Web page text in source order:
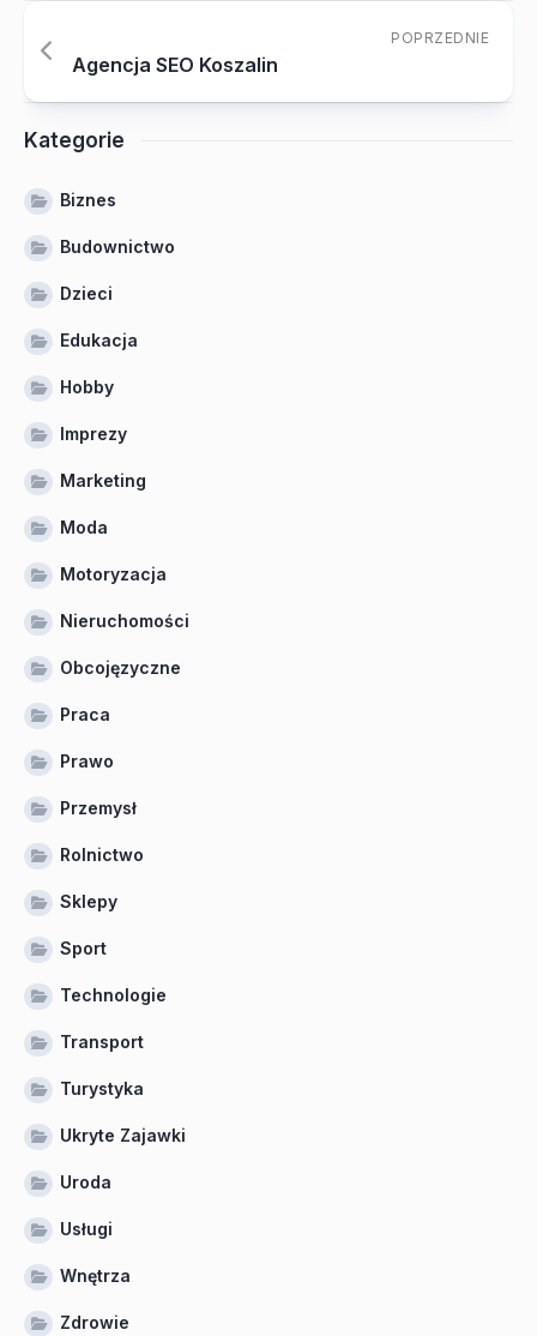
POPRZEDNIE
Agencja SEO Koszalin
Kategorie
Biznes
Budownictwo
Dzieci
Edukacja
Hobby
Imprezy
Marketing
Moda
Motoryzacja
Nieruchomości
Obcojęzyczne
Praca
Prawo
Przemysł
Rolnictwo
Sklepy
Sport
Technologie
Transport
Turystyka
Ukryte Zajawki
Uroda
Usługi
Wnętrza
Zdrowie